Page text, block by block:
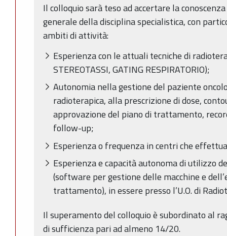
Il colloquio sarà teso ad accertare la
generale della disciplina specialistica, con
ambiti di attività:
Esperienza con le attuali tecniche di
STEREOTASSI, GATING RESPIRATORIO);
Autonomia nella gestione del paziente
radioterapica, alla prescrizione di dose,
approvazione del piano di trattamento,
follow-up;
Esperienza o frequenza in centri che
Esperienza e capacità autonoma di utilizzo
(software per gestione delle macchine e
trattamento), in essere presso l’U.O. di
Il superamento del colloquio è subordinato al
di sufficienza pari ad almeno 14/20.